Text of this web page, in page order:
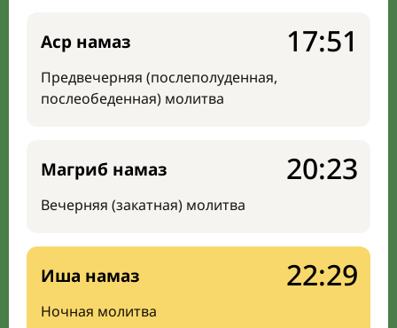
Аср намаз
Предвечерняя (послеполуденная,
послеобеденная) молитва
17:51
Магриб намаз
Вечерняя (закатная) молитва
20:23
Иша намаз
Ночная молитва
22:29